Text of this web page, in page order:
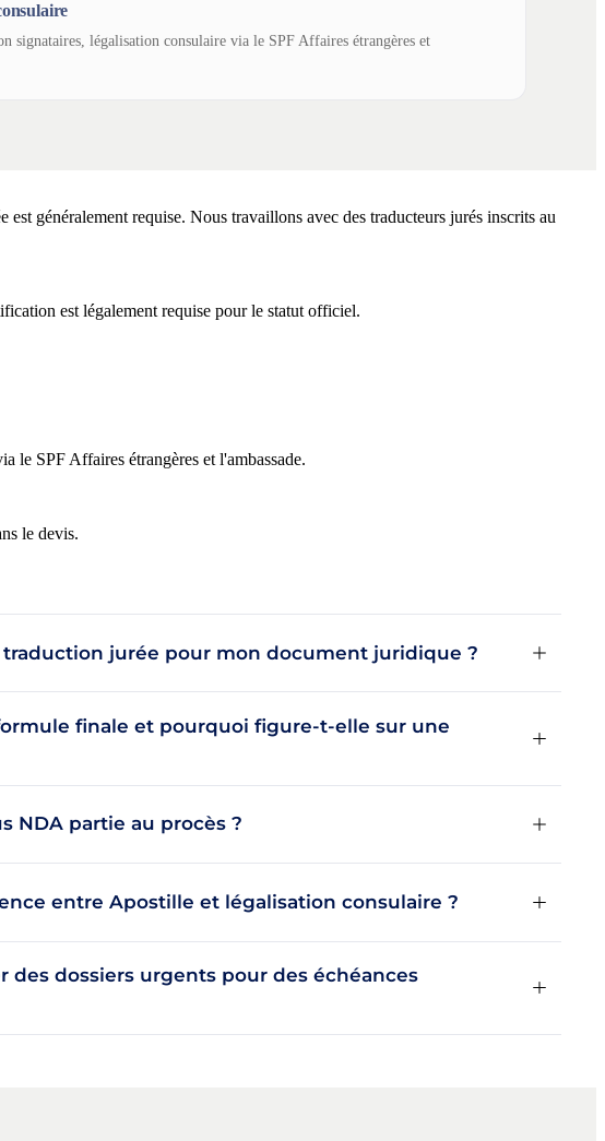
signataires, légalisation consulaire via le SPF Affaires étrangères et
généralement requise. Nous travaillons avec des traducteurs jurés inscrits au
est légalement requise pour le statut officiel.
le SPF Affaires étrangères et l'ambassade.
le devis.
jurée pour mon document juridique ?
finale et pourquoi figure-t-elle sur une
NDA partie au procès ?
entre Apostille et légalisation consulaire ?
des dossiers urgents pour des échéances